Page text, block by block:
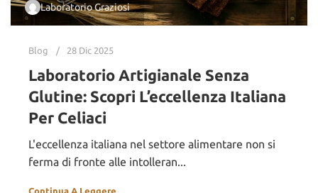
Laboratorio Graziosi
Blog 28 Dic 2025
Laboratorio Artigianale Senza
Glutine: Scopri L’eccellenza Italiana
Per Celiaci
L'eccellenza italiana nel settore alimentare non si
ferma di fronte alle intolleran...
Continua A Leggere